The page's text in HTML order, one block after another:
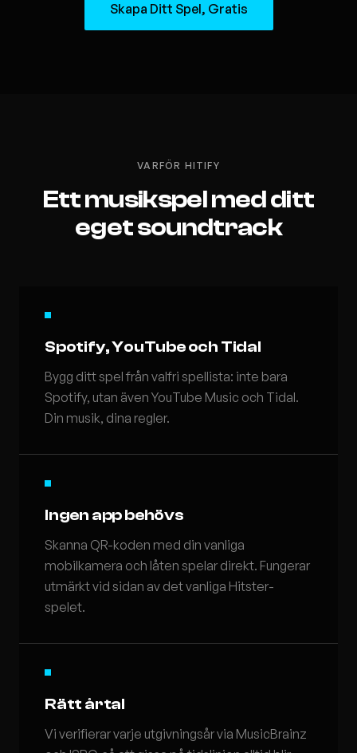
Skapa Ditt Spel, Gratis
VARFÖR HITIFY
Ett musikspel med ditt
eget soundtrack
Spotify, YouTube och Tidal
Bygg ditt spel från valfri spellista: inte bara
Spotify, utan även YouTube Music och Tidal.
Din musik, dina regler.
Ingen app behövs
Skanna QR-koden med din vanliga
mobilkamera och låten spelar direkt. Fungerar
utmärkt vid sidan av det vanliga Hitster-
spelet.
Rätt årtal
Vi verifierar varje utgivningsår via MusicBrainz